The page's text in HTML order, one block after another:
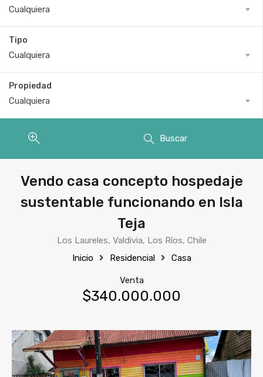
Cualquiera
Tipo
Cualquiera
Propiedad
Cualquiera
Buscar
Vendo casa concepto hospedaje
sustentable funcionando en Isla
Teja
Los Laureles, Valdivia, Los Ríos, Chile
Inicio
Residencial Casa
Venta
$340.000.000